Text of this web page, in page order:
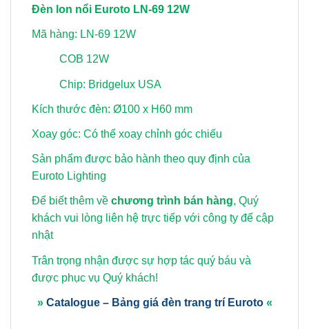
Đèn lon nổi Euroto LN-69 12W
Mã hàng: LN-69 12W
COB 12W
Chip: Bridgelux USA
Kích thước đèn: Ø100 x H60 mm
Xoay góc: Có thể xoay chỉnh góc chiếu
Sản phẩm được bảo hành theo quy định của
Euroto Lighting
Để biết thêm về chương trình bán hàng, Quý
khách vui lòng liên hệ trực tiếp với công ty để cập
nhật
Trân trọng nhận được sự hợp tác quý báu và
được phục vụ Quý khách!
» Catalogue – Bảng giá đèn trang trí Euroto «